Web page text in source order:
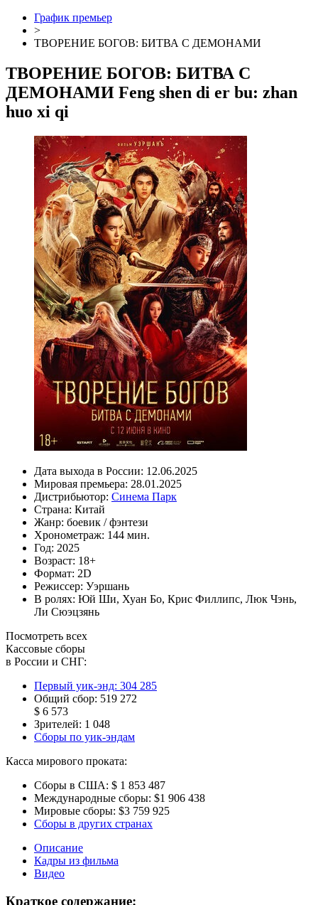
График премьер
>
ТВОРЕНИЕ БОГОВ: БИТВА С ДЕМОНАМИ
ТВОРЕНИЕ БОГОВ: БИТВА С
ДЕМОНАМИ Feng shen di er bu: zhan
huo xi qi
Дата выхода в России: 12.06.2025
Мировая премьера: 28.01.2025
Дистрибьютор: Синема Парк
Страна: Китай
Жанр: боевик /фэнтези
Хронометраж: 144 мин.
Год: 2025
Возраст: 18+
Формат: 2D
Режиссер: Уэршань
В ролях: Юй Ши, Хуан Бо, Крис Филлипс, Люк Чэнь,
Ли Сюэцзянь
Посмотреть всех
Кассовые сборы
в России и СНГ:
Первый уик-энд: 304 285
Общий сбор: 519 272
$ 6 573
Зрителей: 1 048
Сборы по уик-эндам
Касса мирового проката:
Сборы в США: $ 1 853 487
Международные сборы: $1 906 438
Мировые сборы: $3 759 925
Сборы в других странах
Описание
Кадры из фильма
Видео
Краткое содержание: